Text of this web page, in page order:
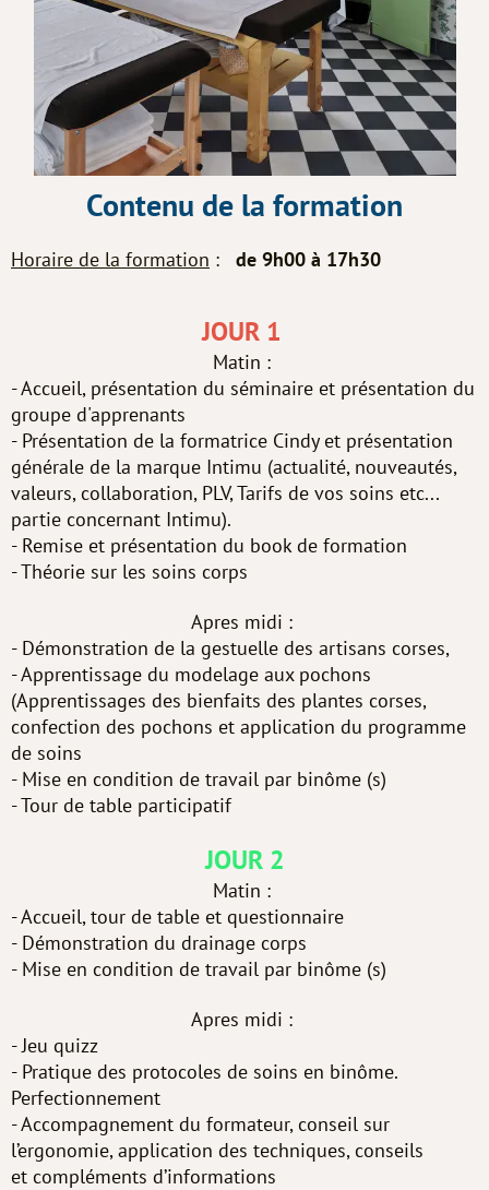
Contenu de la formation
Horaire de la formation : de 9h00 à 17h30
JOUR 1
Matin :
- Accueil, présentation du séminaire et présentation du
groupe d'apprenants
- Présentation de la formatrice Cindy et présentation
générale de la marque Intimu (actualité, nouveautés,
valeurs, collaboration, PLV, Tarifs de vos soins etc...
partie concernant Intimu).
- Remise et présentation du book de formation
- Théorie sur les soins corps
Apres midi :
- Démonstration de la gestuelle des artisans corses,
- Apprentissage du modelage aux pochons
(Apprentissages des bienfaits des plantes corses,
confection des pochons et application du programme
de soins
- Mise en condition de travail par binôme (s)
- Tour de table participatif
JOUR 2
Matin :
- Accueil, tour de table et questionnaire
- Démonstration du drainage corps
- Mise en condition de travail par binôme (s)
Apres midi :
- Jeu quizz
- Pratique des protocoles de soins en binôme.
Perfectionnement
- Accompagnement du formateur, conseil sur
l’ergonomie, application des techniques, conseils
et compléments d’informations